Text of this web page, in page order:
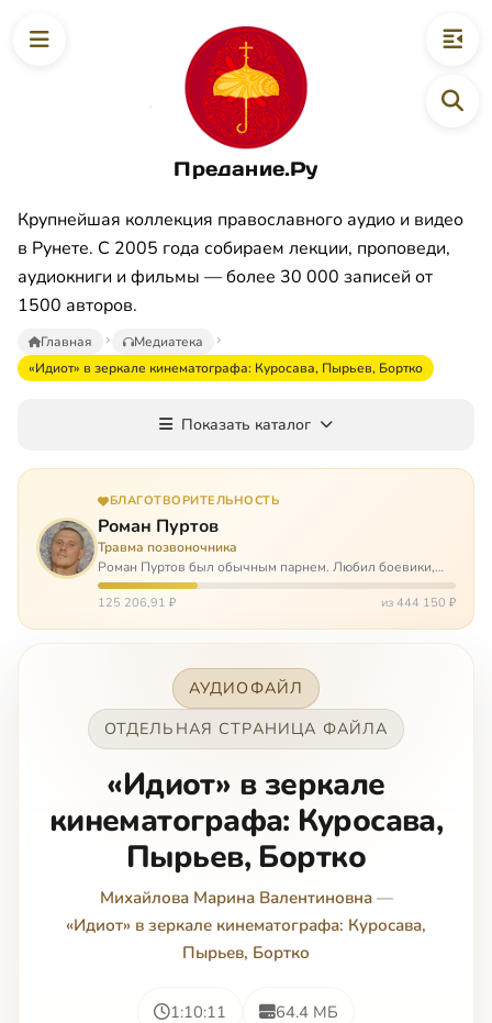
Предание.Ру
Крупнейшая коллекция православного аудио и видео
в Рунете. С 2005 года собираем лекции, проповеди,
аудиокниги и фильмы — более 30 000 записей от
1500 авторов.
Главная
Медиатека
«Идиот» в зеркале кинематографа: Куросава, Пырьев, Бортко
Показать каталог
БЛАГОТВОРИТЕЛЬНОСТЬ
Роман Пуртов
Травма позвоночника
Роман Пуртов был обычным парнем. Любил боевики,
хорошие автомобили, был не дурак поиграть в комп,
любил жену и обожал дочь. А потом, будучи
125 206,91 ₽ из 444 150 ₽
АУДИОФАЙЛ
ОТДЕЛЬНАЯ СТРАНИЦА ФАЙЛА
«Идиот» в зеркале
кинематографа: Куросава,
Пырьев, Бортко
Михайлова Марина Валентиновна—
«Идиот» в зеркале кинематографа: Куросава,
Пырьев, Бортко
1:10:11 64.4 МБ